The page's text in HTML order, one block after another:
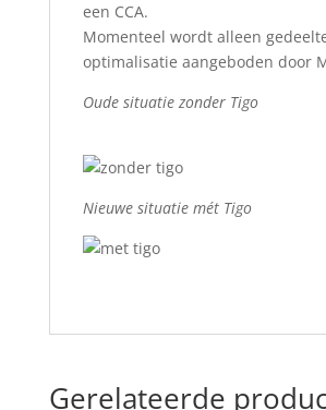
een CCA.
Momenteel wordt alleen
optimalisatie aangeboden door
Oude situatie
Nieuwe situatie mét Tigo
Gerelateerde